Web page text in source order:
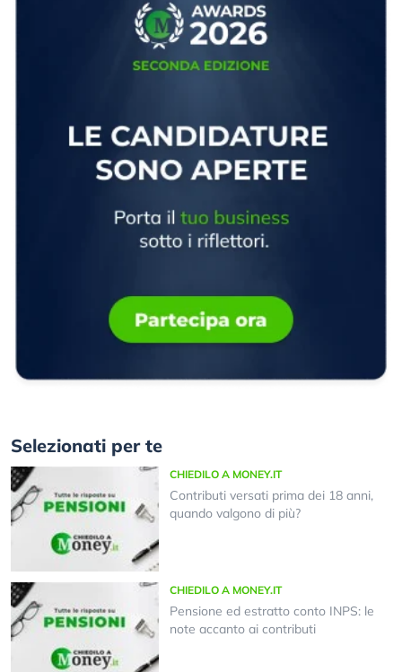
Selezionati per te
CHIEDILO A MONEY.IT
Contributi versati prima dei 18 anni,
quando valgono di più?
CHIEDILO A MONEY.IT
Pensione ed estratto conto INPS: le
note accanto ai contributi